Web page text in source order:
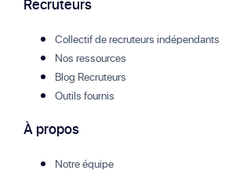
Recruteurs
Collectif de recruteurs indépendants
Nos ressources
Blog Recruteurs
Outils fournis
À propos
Notre équipe